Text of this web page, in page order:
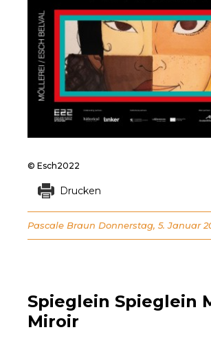
Spieglein Spieglein
Miroir
© Esch2022
Drucken
Pascale Braun Donnerstag, 5. Januar